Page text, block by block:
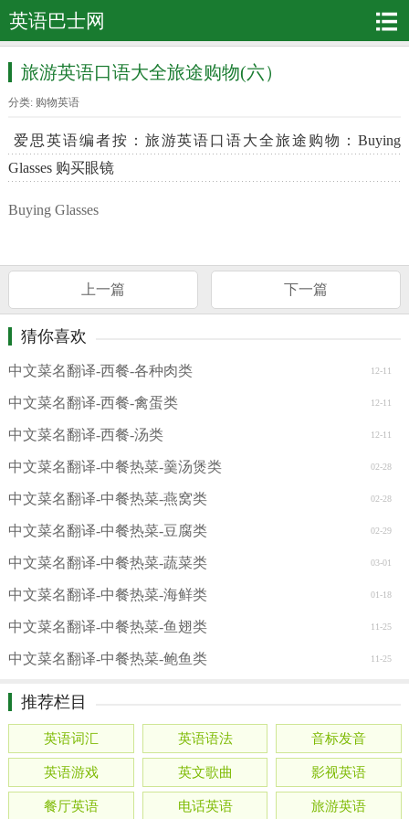
英语巴士网
旅游英语口语大全旅途购物(六）
分类: 购物英语
爱思英语编者按：旅游英语口语大全旅途购物：Buying
Glasses 购买眼镜
Buying Glasses
上一篇 下一篇
猜你喜欢
12-11
中文菜名翻译-西餐-各种肉类
12-11
中文菜名翻译-西餐-禽蛋类
12-11
中文菜名翻译-西餐-汤类
02-28
中文菜名翻译-中餐热菜-羹汤煲类
02-28
中文菜名翻译-中餐热菜-燕窝类
02-29
中文菜名翻译-中餐热菜-豆腐类
03-01
中文菜名翻译-中餐热菜-蔬菜类
01-18
中文菜名翻译-中餐热菜-海鲜类
11-25
中文菜名翻译-中餐热菜-鱼翅类
11-25
中文菜名翻译-中餐热菜-鲍鱼类
推荐栏目
英语词汇 英语语法 音标发音
英语游戏 英文歌曲 影视英语
餐厅英语 电话英语 旅游英语